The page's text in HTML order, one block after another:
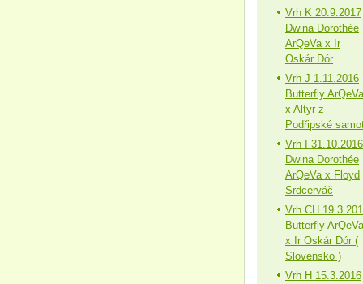
Vrh K 20.9.2017
Dwina Dorothée
ArQeVa x Ir
Oskár Dór
Vrh J 1.11.2016
Butterfly ArQeVa
x Altyr z
Podřipské
Vrh I 31.10.2016
Dwina Dorothée
ArQeVa x Floyd
Srdcerváč
Vrh CH
Butterfly ArQeVa
x Ir Oskár Dór (
Slovensko )
Vrh H 15.3.2016